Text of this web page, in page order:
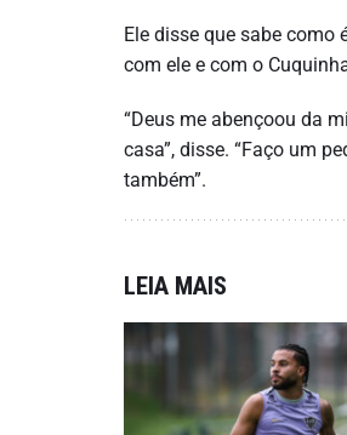
Ele disse que sabe
com ele e com o
“Deus me abençoou da
casa”, disse. “Faço um
também”.
LEIA MAIS